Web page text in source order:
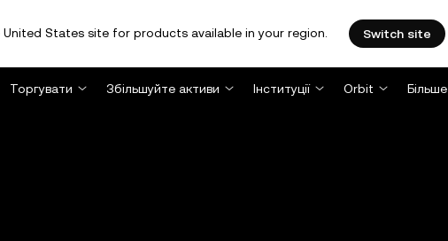
States site for products available in your region. Switch site
Торгувати Збільшуйте активи Інституції Orbit Більше